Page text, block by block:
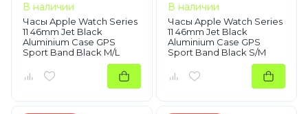
В наличии
Часы Apple Watch Series
11 46mm Jet Black
Aluminium Case GPS
Sport Band Black M/L
В наличии
Часы Apple Watch Series
11 46mm Jet Black
Aluminium Case GPS
Sport Band Black S/M